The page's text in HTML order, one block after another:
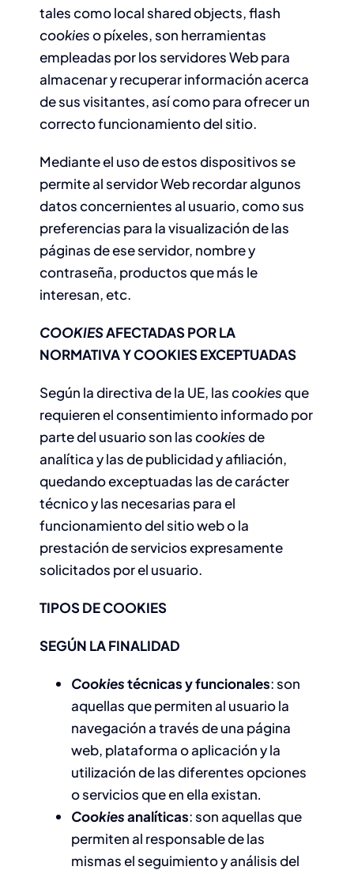
tales como local shared objects, flash
cookieso píxeles, son herramientas
empleadas por los servidores Web para
almacenar y recuperar información acerca
de sus visitantes, así como para ofrecer un
correcto funcionamiento del sitio.
Mediante el uso de estos dispositivos se
permite al servidor Web recordar algunos
datos concernientes al usuario, como sus
preferencias para la visualización de las
páginas de ese servidor, nombre y
contraseña, productos que más le
interesan, etc.
COOKIESAFECTADAS POR LA
NORMATIVA Y COOKIES EXCEPTUADAS
Según la directiva de la UE, lascookiesque
requieren el consentimiento informado por
parte del usuario son lascookiesde
analítica y las de publicidad y afiliación,
quedando exceptuadas las de carácter
técnico y las necesarias para el
funcionamiento del sitio web o la
prestación de servicios expresamente
solicitados por el usuario.
TIPOS DE COOKIES
SEGÚN LA FINALIDAD
Cookiestécnicas y funcionales: son
aquellas que permiten al usuario la
navegación a través de una página
web, plataforma o aplicación y la
utilización de las diferentes opciones
o servicios que en ella existan.
Cookiesanalíticas: son aquellas que
permiten al responsable de las
mismas el seguimiento y análisis del